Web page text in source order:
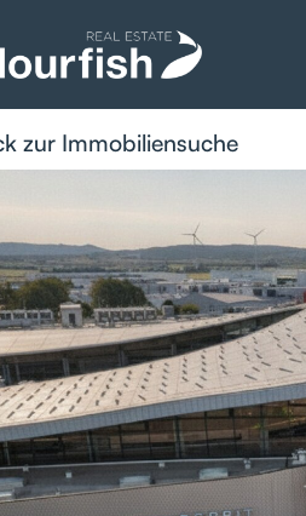
zur Immobiliensuche